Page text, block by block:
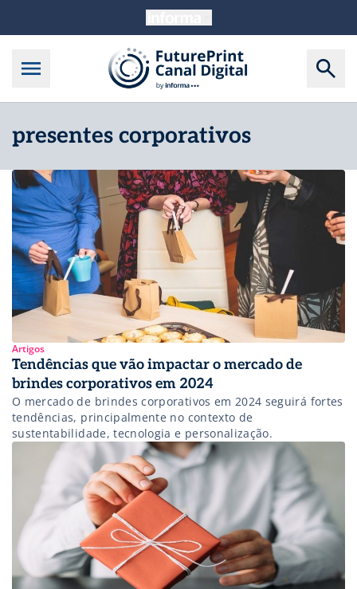
presentes corporativos
Artigos
Tendências que vão impactar o mercado de
brindes corporativos em 2024
O mercado de brindes corporativos em 2024 seguirá fortes
tendências, principalmente no contexto de
sustentabilidade, tecnologia e personalização.